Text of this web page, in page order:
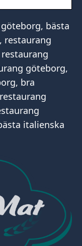
bästa
restaurang
göteborg,
bra
italienska